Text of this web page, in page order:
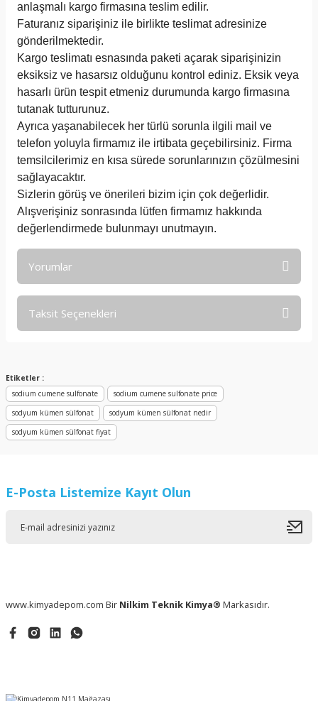
anlaşmalı kargo firmasına teslim edilir.
Faturanız siparişiniz ile birlikte teslimat adresinize
gönderilmektedir.
Kargo teslimatı esnasında paketi açarak siparişinizin
eksiksiz ve hasarsız olduğunu kontrol ediniz. Eksik veya
hasarlı ürün tespit etmeniz durumunda kargo firmasına
tutanak tutturunuz.
Ayrıca yaşanabilecek her türlü sorunla ilgili mail ve
telefon yoluyla firmamız ile irtibata geçebilirsiniz. Firma
temsilcilerimiz en kısa sürede sorunlarınızın çözülmesini
sağlayacaktır.
Sizlerin görüş ve önerileri bizim için çok değerlidir.
Alışverişiniz sonrasında lütfen firmamız hakkında
değerlendirmede bulunmayı unutmayın.
Yorumlar
Taksit Seçenekleri
Etiketler :
sodium cumene sulfonate
sodium cumene sulfonate price
sodyum kümen sülfonat
sodyum kümen sülfonat nedir
sodyum kümen sülfonat fiyat
E-Posta Listemize Kayıt Olun
www.kimyadepom.com Bir Nilkim Teknik Kimya® Markasıdır.